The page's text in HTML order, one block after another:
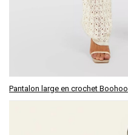
Pantalon large en crochet Boohoo